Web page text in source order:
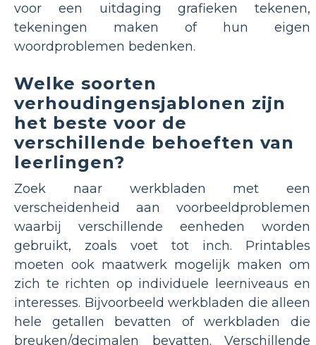
voor een uitdaging grafieken tekenen,
tekeningen maken of hun eigen
woordproblemen bedenken.
Welke soorten
verhoudingensjablonen zijn
het beste voor de
verschillende behoeften van
leerlingen?
Zoek naar werkbladen met een
verscheidenheid aan voorbeeldproblemen
waarbij verschillende eenheden worden
gebruikt, zoals voet tot inch. Printables
moeten ook maatwerk mogelijk maken om
zich te richten op individuele leerniveaus en
interesses. Bijvoorbeeld werkbladen die alleen
hele getallen bevatten of werkbladen die
breuken/decimalen bevatten. Verschillende